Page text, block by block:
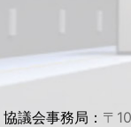
協議会事務局： 〒